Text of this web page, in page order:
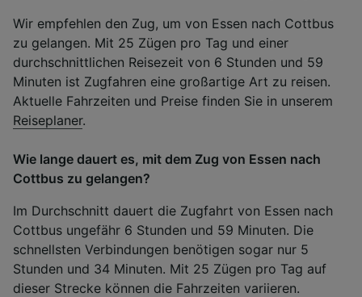
Wir empfehlen den Zug, um von Essen nach Cottbus
zu gelangen. Mit 25 Zügen pro Tag und einer
durchschnittlichen Reisezeit von 6 Stunden und 59
Minuten ist Zugfahren eine großartige Art zu reisen.
Aktuelle Fahrzeiten und Preise finden Sie in unserem
Reiseplaner.
Wie lange dauert es, mit dem Zug von Essen nach
Cottbus zu gelangen?
Im Durchschnitt dauert die Zugfahrt von Essen nach
Cottbus ungefähr 6 Stunden und 59 Minuten. Die
schnellsten Verbindungen benötigen sogar nur 5
Stunden und 34 Minuten. Mit 25 Zügen pro Tag auf
dieser Strecke können die Fahrzeiten variieren.